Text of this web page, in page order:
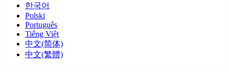
한국어
Polski
Português
Tiếng Việt
中文(简体)
中文(繁體)